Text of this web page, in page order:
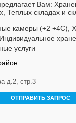
Вам:
Теплых складах и
камеры (+2 +4С),
услуги
д.2, стр.3
ОТПРАВИТЬ ЗАПРОС